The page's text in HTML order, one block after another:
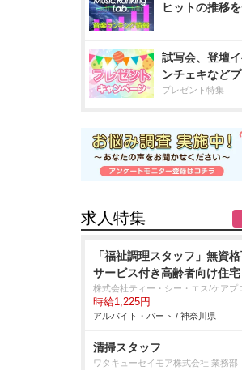
ヒットの推移
試写会、登壇
ンチェキなど
プレゼント特集
求人特集
「福祉調理スタッフ」無資
サービス付き高齢者向け住宅
株式会社ティー・シー・エス/ケアプ
時給1,225円
アルバイト・パート / 神奈川県
清掃スタッフ
ワタキューセイモア株式会社 業務部